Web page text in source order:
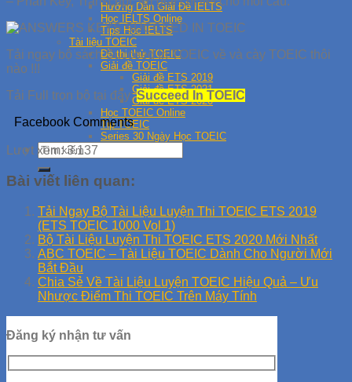
Hướng Dẫn Giải Đề IELTS
Học IELTS Online
Tips Học IELTS
Tài liệu TOEIC
Đề thi thử TOEIC
Giải đề TOEIC
Giải đề ETS 2019
Giải đề ETS 2021
Giải đề ETS 2020
Học TOEIC Online
Tip TOEIC
Series 30 Ngày Học TOEIC
Tải ngay bộ sách Succeed In TOEIC về và cày TOEIC thôi
nào !!!
Tải Full trọn bộ tại đây:Succeed In TOEIC
Facebook Comments
Lượt xem: 3.137
Bài viết liên quan:
Tải Ngay Bộ Tài Liệu Luyện Thi TOEIC ETS 2019
(ETS TOEIC 1000 Vol 1)
Bộ Tài Liệu Luyện Thi TOEIC ETS 2020 Mới Nhất
ABC TOEIC – Tài Liệu TOEIC Dành Cho Người Mới
Bắt Đầu
Chia Sẻ Về Tài Liệu Luyện TOEIC Hiệu Quả – Ưu
Nhược Điểm Thi TOEIC Trên Máy Tính
Đăng ký nhận tư vấn